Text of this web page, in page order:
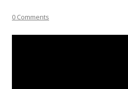
0 Comments